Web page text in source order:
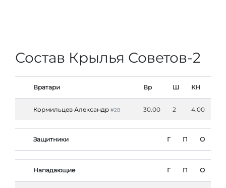
Состав Крылья Советов-2
Вратари Вр Ш КН
Кормильцев Александр #28 30.00 2 4.00
Защитники Г П О
Нападающие Г П О